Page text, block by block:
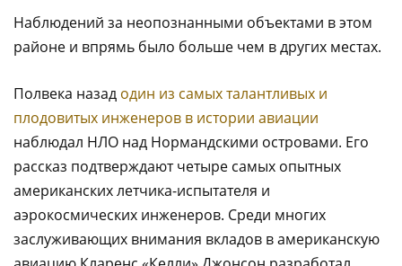
Наблюдений за неопознанными объектами в этом
районе и впрямь было больше чем в других местах.
Полвека назад один из самых талантливых и
плодовитых инженеров в истории авиации
наблюдал НЛО над Нормандскими островами. Его
рассказ подтверждают четыре самых опытных
американских летчика-испытателя и
аэрокосмических инженеров. Среди многих
заслуживающих внимания вкладов в американскую